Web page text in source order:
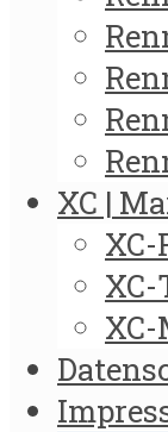
XC |
XC-